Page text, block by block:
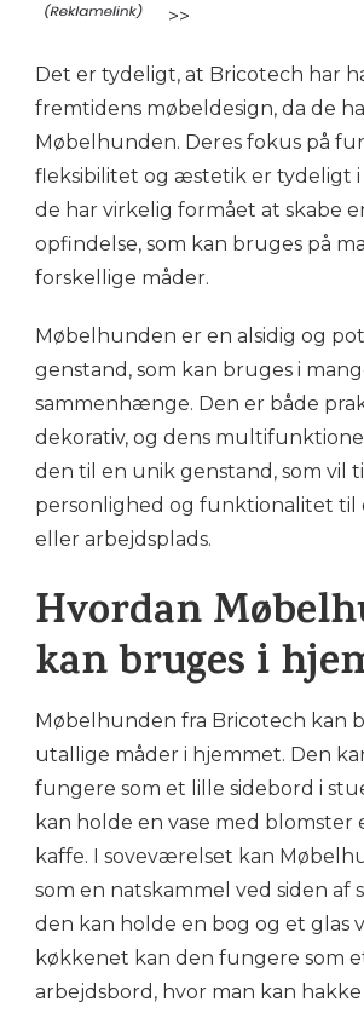
>>
Det er tydeligt, at Bricotech har
fremtidens møbeldesign, da de
Møbelhunden. Deres fokus på
fleksibilitet og æstetik er tydeligt i
de har virkelig formået at skabe
opfindelse, som kan bruges på
forskellige måder.
Møbelhunden er en alsidig og
genstand, som kan bruges i
sammenhænge. Den er både
dekorativ, og dens
den til en unik genstand, som vil
personlighed og funktionalitet til
eller arbejdsplads.
Hvordan
kan bruges i
Møbelhunden fra Bricotech kan
utallige måder i hjemmet. Den
fungere som et lille sidebord i
kan holde en vase med blomster
kaffe. I soveværelset kan
som en natskammel ved siden af
den kan holde en bog og et glas
køkkenet kan den fungere som
arbejdsbord, hvor man kan